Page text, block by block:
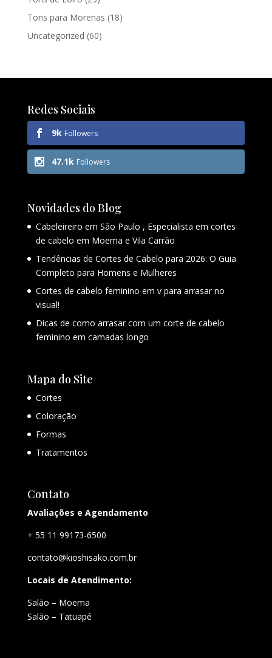
Tons para Morenas (18)
Uncategorized (60)
Redes Sociais
9k Followers
47.1k Followers
Novidades do Blog
Cabeleireiro em São Paulo , Especialista em cortes
de cabelo em Moema e Vila Carrão
Tendências de Cortes de Cabelo para 2026: O Guia
Completo para Homens e Mulheres
Cortes de cabelo feminino em v para arrasar no
visual!
Dicas de como arrasar com um corte de cabelo
feminino em camadas longo
Mapa do Site
Cortes
Coloração
Formas
Tratamentos
Contato
Avaliações e Agendamento
+ 55 11 99173-6500
contato@kioshisako.com.br
Locais de Atendimento:
Salão – Moema
Salão – Tatuapé